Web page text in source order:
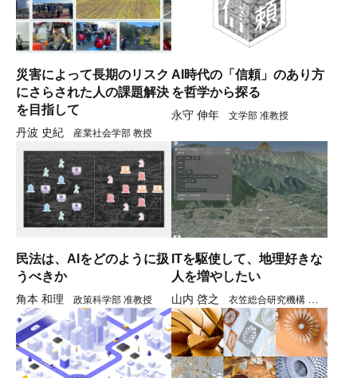
災害によって長期のリスク
にさらされた人の課題解決
を目指して
丹波 史紀 産業社会学部 教授
AI時代の「信頼」のあり方
を哲学から探る
永守 伸年 文学部 准教授
民法は、AIをどのように扱
うべきか
角本 和理 政策科学部 准教授
ITを駆使して、地理好きな
人を増やしたい
山内 啓之
衣笠総合研究機構 准教
授